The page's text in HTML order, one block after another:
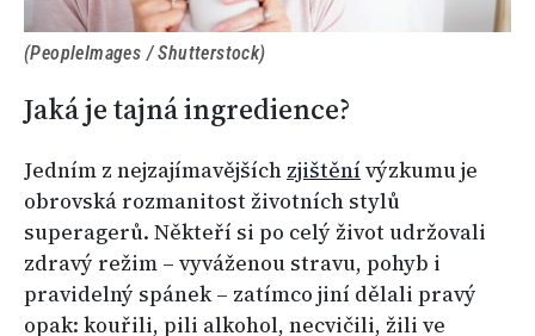
(PeopleImages / Shutterstock)
Jaká je tajná ingredience?
Jedním z nejzajímavějších zjištění výzkumu je
obrovská rozmanitost životních stylů
superagerů. Někteří si po celý život udržovali
zdravý režim – vyváženou stravu, pohyb i
pravidelný spánek – zatímco jiní dělali pravý
opak: kouřili, pili alkohol, necvičili, žili ve